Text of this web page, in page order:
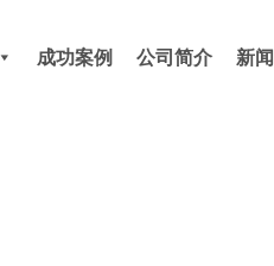
成功案例 公司简介 新闻